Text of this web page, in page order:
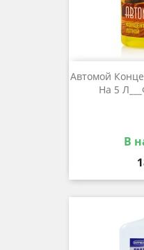
Автомой
На 5
В